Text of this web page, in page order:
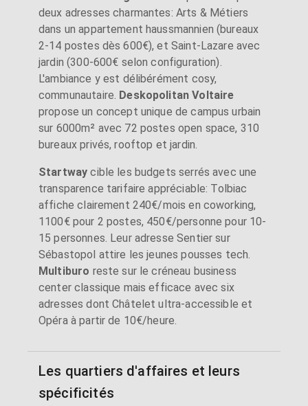
deux adresses charmantes: Arts & Métiers
dans un appartement haussmannien (bureaux
2-14 postes dès 600€), et Saint-Lazare avec
jardin (300-600€ selon configuration).
L'ambiance y est délibérément cosy,
communautaire. Deskopolitan Voltaire
propose un concept unique de campus urbain
sur 6000m² avec 72 postes open space, 310
bureaux privés, rooftop et jardin.
Startway cible les budgets serrés avec une
transparence tarifaire appréciable: Tolbiac
affiche clairement 240€/mois en coworking,
1100€ pour 2 postes, 450€/personne pour 10-
15 personnes. Leur adresse Sentier sur
Sébastopol attire les jeunes pousses tech.
Multiburo reste sur le créneau business
center classique mais efficace avec six
adresses dont Châtelet ultra-accessible et
Opéra à partir de 10€/heure.
Les quartiers d'affaires et leurs
spécificités